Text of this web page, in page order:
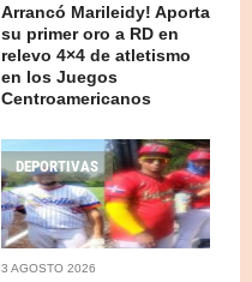
Arrancó Marileidy! Aporta
su primer oro a RD en
relevo 4×4 de atletismo
en los Juegos
Centroamericanos
DEPORTIVAS
3 AGOSTO 2026